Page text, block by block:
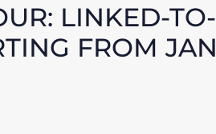
LINKED-
FROM